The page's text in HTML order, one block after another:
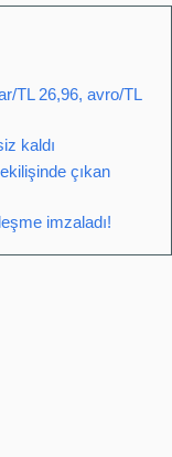
TL 26,96, avro/TL
kaldı
çıkan
imzaladı!